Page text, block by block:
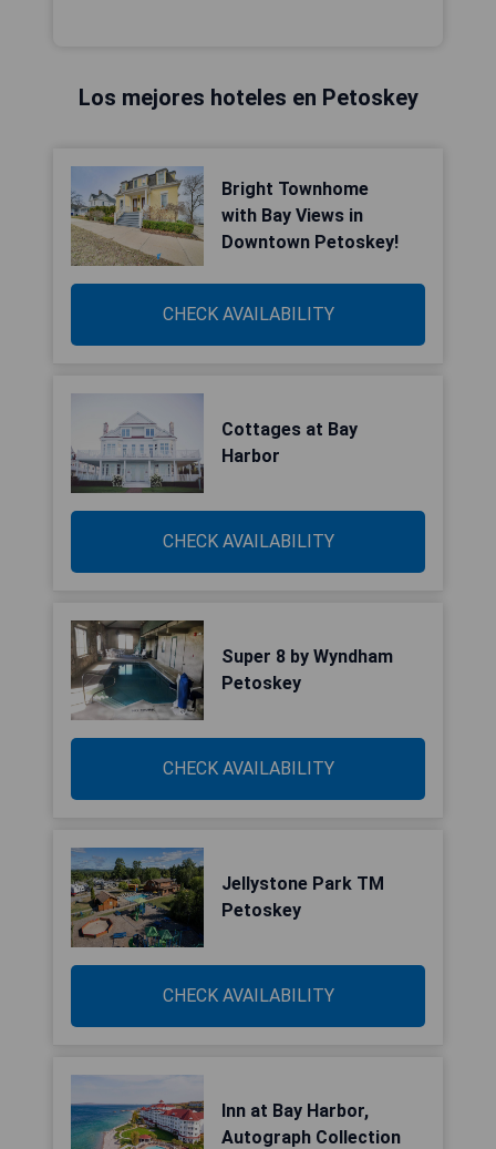
Los mejores hoteles en Petoskey
Bright Townhome
with Bay Views in
Downtown Petoskey!
CHECK AVAILABILITY
Cottages at Bay
Harbor
CHECK AVAILABILITY
Super 8 by Wyndham
Petoskey
CHECK AVAILABILITY
Jellystone Park TM
Petoskey
CHECK AVAILABILITY
Inn at Bay Harbor,
Autograph Collection